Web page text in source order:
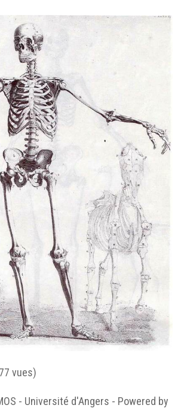
vues)
- Université d'Angers - Powered by